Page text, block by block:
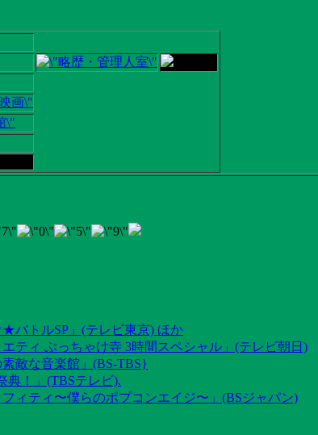
★バトルSP」(テレビ東京) ほか
ティ ぶっちゃけ寺 3時間スペシャル」(テレビ朝日)
敵な音楽館」(BS-TBS}
典！」(TBSテレビ).
ィティ〜僕らのポプコンエイジ〜」(BSジャパン)